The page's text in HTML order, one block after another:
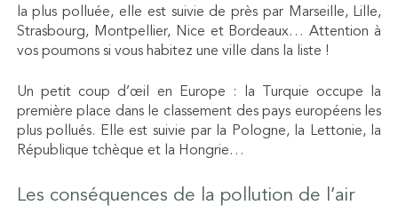
la plus polluée, elle est suivie de près par Marseille, Lille,
Strasbourg, Montpellier, Nice et Bordeaux… Attention à
vos poumons si vous habitez une ville dans la liste !
Un petit coup d’œil en Europe : la Turquie occupe la
première place dans le classement des pays européens les
plus pollués. Elle est suivie par la Pologne, la Lettonie, la
République tchèque et la Hongrie…
Les conséquences de la pollution de l’air